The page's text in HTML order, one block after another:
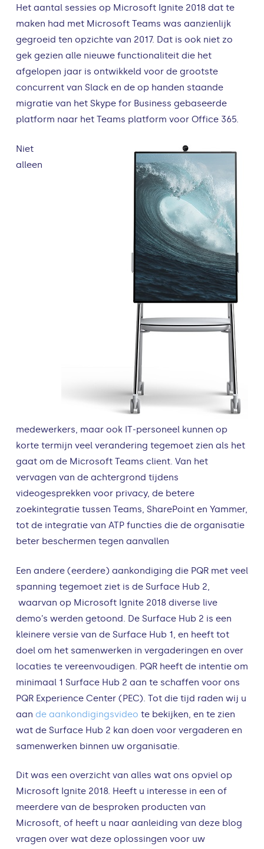
Het aantal sessies op Microsoft Ignite 2018 dat te
maken had met Microsoft Teams was aanzienlijk
gegroeid ten opzichte van 2017. Dat is ook niet zo
gek gezien alle nieuwe functionaliteit die het
afgelopen jaar is ontwikkeld voor de grootste
concurrent van Slack en de op handen staande
migratie van het Skype for Business gebaseerde
platform naar het Teams platform voor Office 365.
Niet
alleen
medewerkers, maar ook IT-personeel kunnen op
korte termijn veel verandering tegemoet zien als het
gaat om de Microsoft Teams client. Van het
vervagen van de achtergrond tijdens
videogesprekken voor privacy, de betere
zoekintegratie tussen Teams, SharePoint en Yammer,
tot de integratie van ATP functies die de organisatie
beter beschermen tegen aanvallen
Een andere (eerdere) aankondiging die PQR met veel
spanning tegemoet ziet is de Surface Hub 2,
waarvan op Microsoft Ignite 2018 diverse live
demo’s werden getoond. De Surface Hub 2 is een
kleinere versie van de Surface Hub 1, en heeft tot
doel om het samenwerken in vergaderingen en over
locaties te vereenvoudigen. PQR heeft de intentie om
minimaal 1 Surface Hub 2 aan te schaffen voor ons
PQR Experience Center (PEC). Tot die tijd raden wij u
aan de aankondigingsvideo te bekijken, en te zien
wat de Surface Hub 2 kan doen voor vergaderen en
samenwerken binnen uw organisatie.
Dit was een overzicht van alles wat ons opviel op
Microsoft Ignite 2018. Heeft u interesse in een of
meerdere van de besproken producten van
Microsoft, of heeft u naar aanleiding van deze blog
vragen over wat deze oplossingen voor uw